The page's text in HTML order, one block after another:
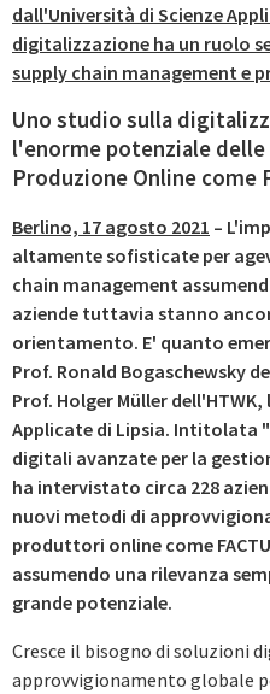
dall'Università di Scienze
digitalizzazione ha un ruolo
supply chain management e
Uno studio sulla
l'enorme potenziale
Produzione Online come
Berlino, 17 agosto 2021 –
altamente sofisticate per
chain management
aziende tuttavia stanno
orientamento. E' quanto
Prof. Ronald Bogaschewsky
Prof. Holger Müller
Applicate di Lipsia. Intitolata
digitali avanzate per la
ha intervistato circa 228
nuovi metodi di
produttori online come
assumendo una rilevanza
grande potenziale.
Cresce il bisogno di soluzioni
approvvigionamento globale